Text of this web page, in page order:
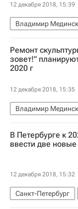
12 декабря 2018, 15:39
Владимир
Новости -
Ремонт
зовет!"
2020 г
12 декабря 2018, 15:35
Владимир
Новости -
В Петербурге к
ввести две
12 декабря 2018, 15:32
Санкт-Петербург